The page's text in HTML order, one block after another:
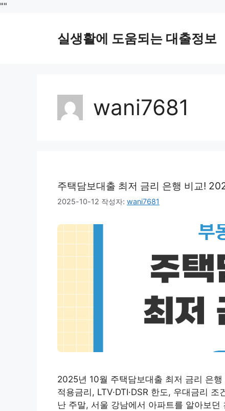
""
실생활에 도움되는 대출정보
wani7681
주택담보대출 최저 금리 은행 비교!
2025-10-12 작성자: wani7681
2025년 10월 주택담보대출 최저 금리 은
적용금리, LTV·DTI·DSR 한도, 우대금리
난 주말, 서울 강남에서 아파트를 알아보